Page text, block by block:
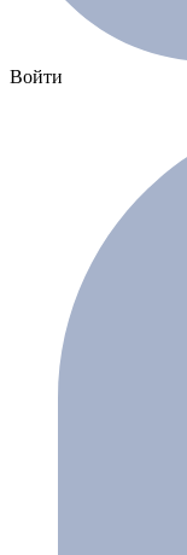
Войти